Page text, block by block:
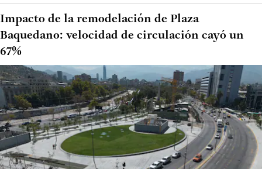
Impacto de la remodelación de Plaza
Baquedano: velocidad de circulación cayó un
67%